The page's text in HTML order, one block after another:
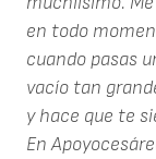
en todo
cuando pasas
vacío tan
y hace que te
En